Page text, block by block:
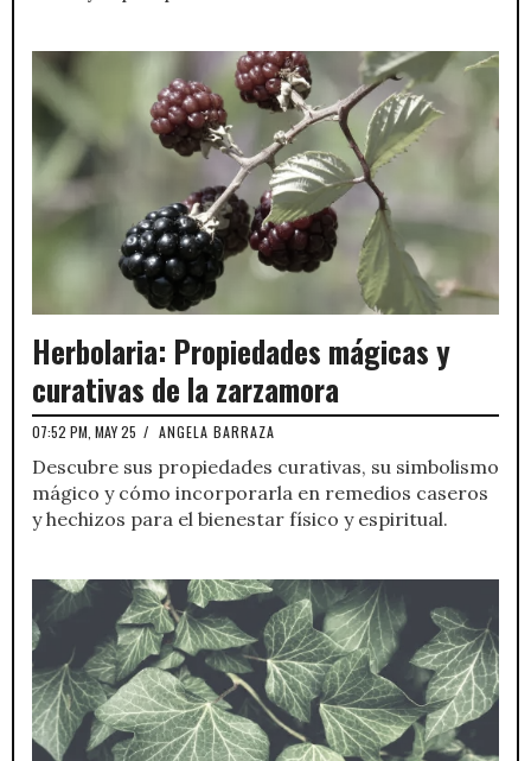
Herbolaria: Propiedades mágicas y
curativas de la zarzamora
07:52 PM, MAY 25 / ANGELA BARRAZA
Descubre sus propiedades curativas, su simbolismo
mágico y cómo incorporarla en remedios caseros
y hechizos para el bienestar físico y espiritual.